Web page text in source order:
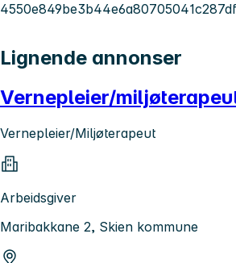
Lignende annonser
Vernepleier/
Vernepleier/Miljøterapeut
Arbeidsgiver
Maribakkane 2, Skien kommune